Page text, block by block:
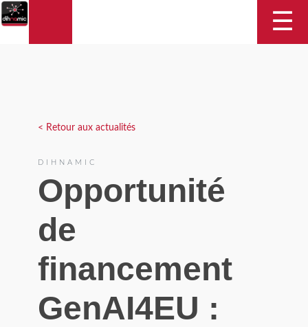
DIHNAMIC
☰
< Retour aux actualités
DIHNAMIC
Opportunité
de
financement
GenAI4EU :